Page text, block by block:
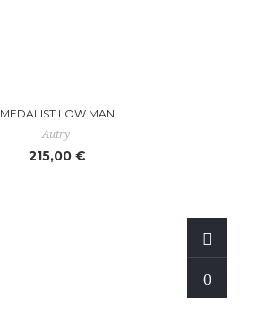
MEDALIST LOW MAN
Autry
215,00 €